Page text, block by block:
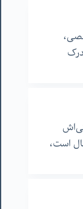
است،